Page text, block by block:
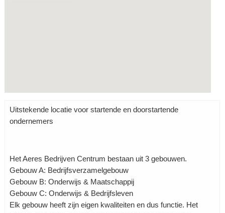
Uitstekende locatie voor startende en doorstartende
ondernemers
Het Aeres Bedrijven Centrum bestaan uit 3 gebouwen.
Gebouw A: Bedrijfsverzamelgebouw
Gebouw B: Onderwijs & Maatschappij
Gebouw C: Onderwijs & Bedrijfsleven
Elk gebouw heeft zijn eigen kwaliteiten en dus functie. Het